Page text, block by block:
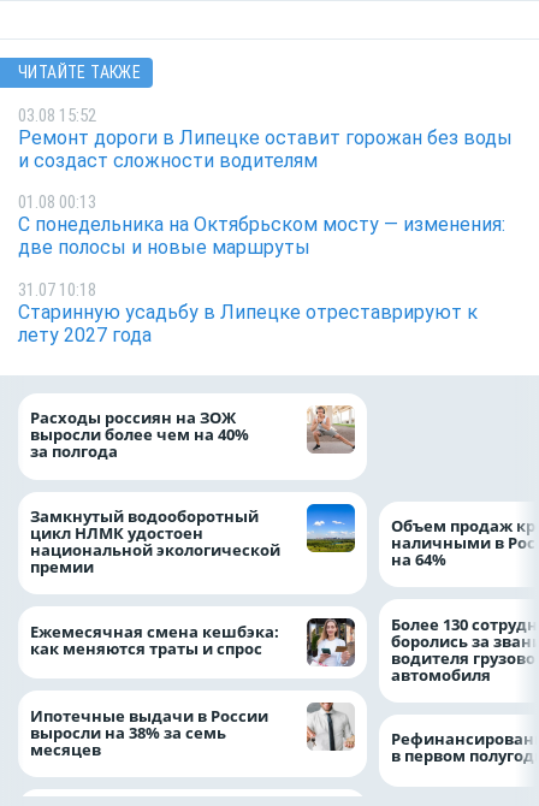
ЧИТАЙТЕ ТАКЖЕ
03.08 15:52
Ремонт дороги в Липецке оставит горожан без воды
и создаст сложности водителям
01.08 00:13
С понедельника на Октябрьском мосту — изменения:
две полосы и новые маршруты
31.07 10:18
Старинную усадьбу в Липецке отреставрируют к
лету 2027 года
Расходы россиян на ЗОЖ
выросли более чем на 40%
за полгода
Замкнутый водооборотный
цикл НЛМК удостоен
национальной экологической
премии
Ежемесячная смена кешбэка:
как меняются траты и спрос
Ипотечные выдачи в России
выросли на 38% за семь
месяцев
Объем продаж
наличными в
на 64%
Более 130
боролись за
водителя
автомобиля
в первом